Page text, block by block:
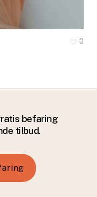
0
befaring
tilbud.
aring